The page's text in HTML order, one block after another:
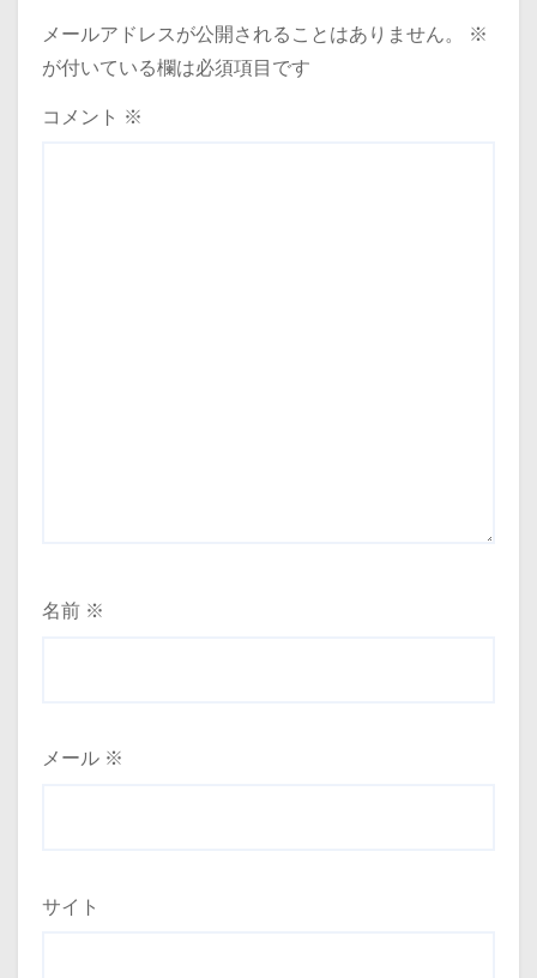
シ
ョ
メールアドレスが公開されることはありません。
※
が付いている欄は必須項目です
コメント ※
名前 ※
メール ※
サイト